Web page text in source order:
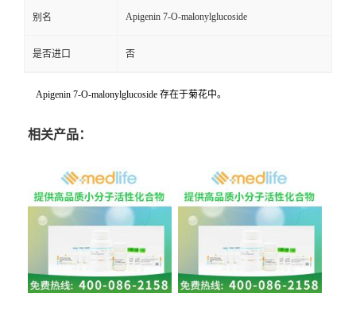
别名 Apigenin 7-O-malonylglucoside
是否进口 否
Apigenin 7-O-malonylglucoside 存在于菊花中。
相关产品：